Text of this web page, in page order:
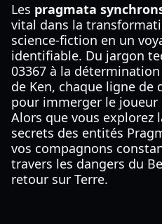
Les pragmata
vital dans la
science-fiction en un
identifiable. Du jargon
03367 à la
de Ken, chaque ligne de
pour immerger le joueur
Alors que vous explorez
secrets des entités
vos compagnons
travers les dangers du
retour sur Terre.